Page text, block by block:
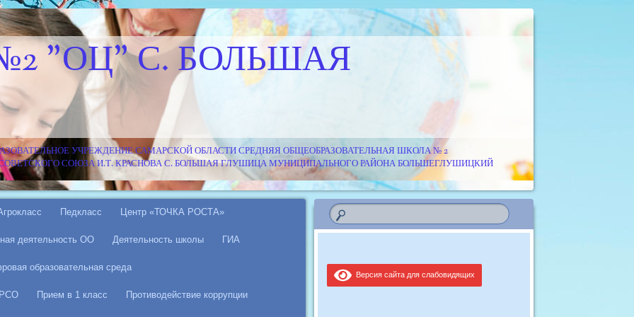
"ОЦ" С. БОЛЬШАЯ
УЧРЕЖДЕНИЕ САМАРСКОЙ ОБЛАСТИ СРЕДНЯЯ ОБЩЕОБРАЗОВАТЕЛЬНАЯ ШКОЛА № 2
СОВЕТСКОГО СОЮЗА И.Т. КРАСНОВА С. БОЛЬШАЯ ГЛУШИЦА МУНИЦИПАЛЬНОГО РАЙОНА БОЛЬШЕГЛУШИЦКИЙ
Педкласс Центр «ТОЧКА РОСТА»
деятельность ОО Деятельность школы ГИА
образовательная среда
Прием в 1 класс Противодействие коррупции
Версия сайта для слабовидящих